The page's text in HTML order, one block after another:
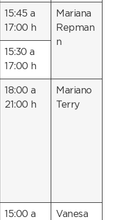
15:45 a
17:00 h
Mariana
Repman
n
15:30 a
17:00 h
18:00 a
21:00 h
Mariano
Terry
15:00 a Vanesa